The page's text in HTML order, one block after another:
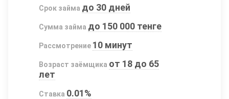
Срок займа до 30 дней
Сумма займа до 150 000 тенге
Рассмотрение 10 минут
Возраст заёмщика от 18 до 65
лет
Ставка 0.01%